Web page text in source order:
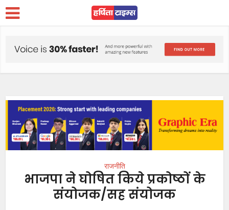
राजनीति
भाजपा ने घोषित किये प्रकोष्ठों के
संयोजक/सह संयोजक